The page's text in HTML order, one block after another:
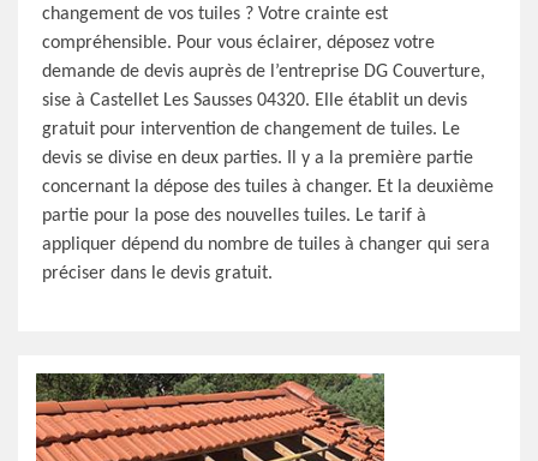
changement de vos tuiles ? Votre crainte est
compréhensible. Pour vous éclairer, déposez votre
demande de devis auprès de l’entreprise DG Couverture,
sise à Castellet Les Sausses 04320. Elle établit un devis
gratuit pour intervention de changement de tuiles. Le
devis se divise en deux parties. Il y a la première partie
concernant la dépose des tuiles à changer. Et la deuxième
partie pour la pose des nouvelles tuiles. Le tarif à
appliquer dépend du nombre de tuiles à changer qui sera
préciser dans le devis gratuit.